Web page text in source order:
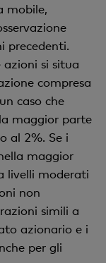
mobile,
precedenti.
azioni si situa
compresa
caso che
maggior parte
al 2%. Se i
maggior
livelli moderati
non
simili a
azionario e i
per gli